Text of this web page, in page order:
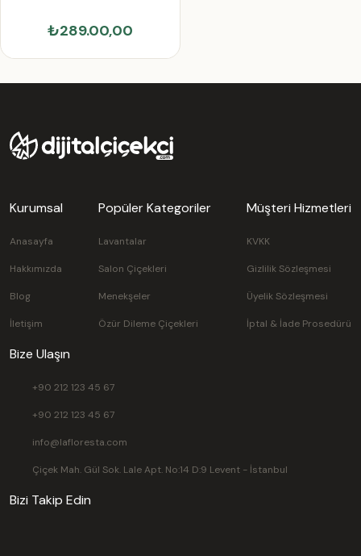
₺289.00,00
Kurumsal
Anasayfa
Hakkımızda
Blog
İletişim
Popüler Kategoriler
Lavantalar
Salon Çiçekleri
Menekşeler
Özür Dileme Çiçekleri
Müşteri Hizmetleri
KVKK
Gizlilik Sözleşmesi
Üyelik Sözleşmesi
İptal & İade Prosedürü
Bize Ulaşın
+90 212 123 45 67
+90 212 123 45 67
info@lafloresta.com
Çiçek Mah. Gül Sok. Lale Apt. No:14 D:9 Levent - İstanbul
Bizi Takip Edin